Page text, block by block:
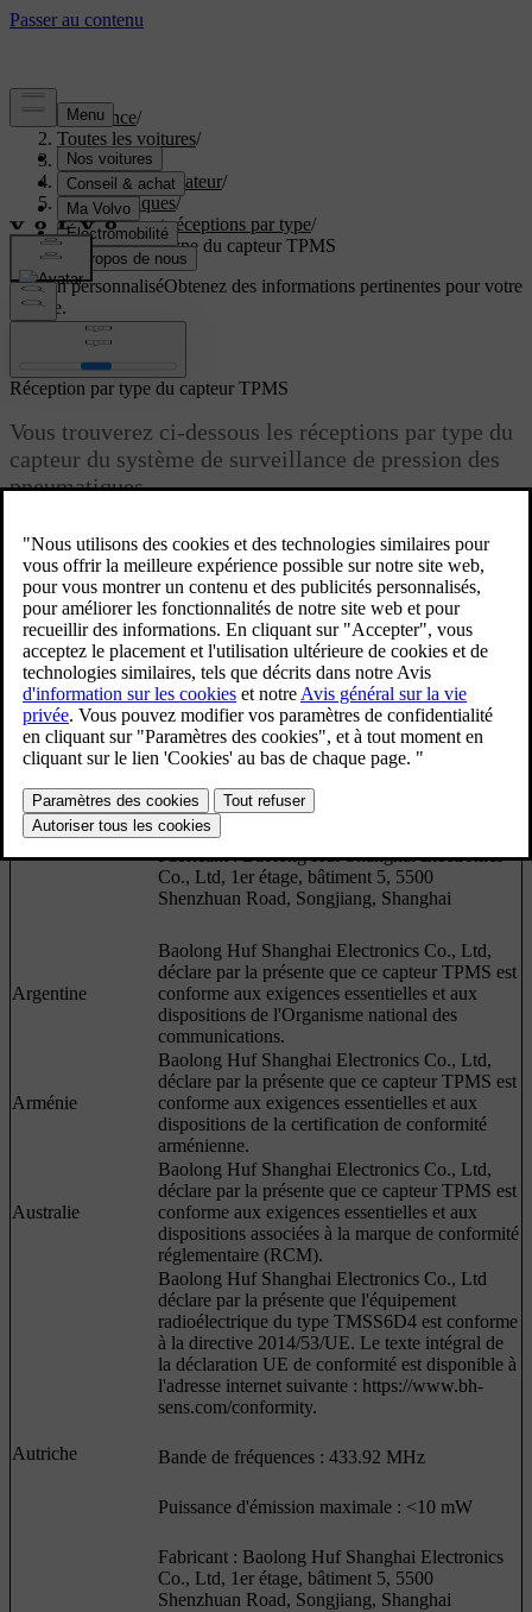
Assistance/
Toutes les voitures/
EX60 2027/
Manuel de l'utilisateur/
Caractéristiques/
Certificats et réceptions par type/
Réception par type du capteur TPMS
Soutien personnaliséObtenez des informations pertinentes pour votre
voiture.
Connexion
Réception par type du capteur TPMS
Vous trouverez ci-dessous les réceptions par type du
capteur du système de surveillance de pression des
pneumatiques.
Région Spécification
Albanie
Baolong Huf Shanghai Electronics Co., Ltd
déclare par la présente que l'équipement
radioélectrique du type TMSS6D4 est conforme
à la directive 2014/53/UE. Le texte intégral de
la déclaration UE de conformité est disponible à
l'adresse internet suivante : https://www.bh-
sens.com/conformity.
Bande de fréquences : 433.92 MHz
Puissance d'émission maximale : <10 mW
Fabricant : Baolong Huf Shanghai Electronics
Co., Ltd, 1er étage, bâtiment 5, 5500
Shenzhuan Road, Songjiang, Shanghai
Argentine
Baolong Huf Shanghai Electronics Co., Ltd,
déclare par la présente que ce capteur TPMS est
conforme aux exigences essentielles et aux
dispositions de l'Organisme national des
communications.
Arménie
Baolong Huf Shanghai Electronics Co., Ltd,
déclare par la présente que ce capteur TPMS est
conforme aux exigences essentielles et aux
dispositions de la certification de conformité
arménienne.
Australie
Baolong Huf Shanghai Electronics Co., Ltd,
déclare par la présente que ce capteur TPMS est
conforme aux exigences essentielles et aux
dispositions associées à la marque de conformité
réglementaire (RCM).
Autriche
Baolong Huf Shanghai Electronics Co., Ltd
déclare par la présente que l'équipement
radioélectrique du type TMSS6D4 est conforme
à la directive 2014/53/UE. Le texte intégral de
la déclaration UE de conformité est disponible à
l'adresse internet suivante : https://www.bh-
sens.com/conformity.
Bande de fréquences : 433.92 MHz
Puissance d'émission maximale : <10 mW
Fabricant : Baolong Huf Shanghai Electronics
Co., Ltd, 1er étage, bâtiment 5, 5500
Shenzhuan Road, Songjiang, Shanghai